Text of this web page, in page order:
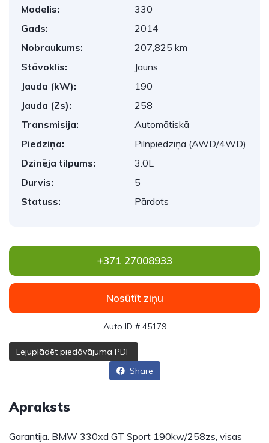
Modelis:
330
Gads:
2014
Nobraukums:
207,825 km
Stāvoklis:
Jauns
Jauda (kW):
190
Jauda (Zs):
258
Transmisija:
Automātiskā
Piedziņa:
Pilnpiedziņa (AWD/4WD)
Dzinēja tilpums:
3.0L
Durvis:
5
Statuss:
Pārdots
+371 27008933
Nosūtīt ziņu
Auto ID # 45179
Lejuplādēt piedāvājuma PDF
Share
Apraksts
Garantija. BMW 330xd GT Sport 190kw/258zs, visas